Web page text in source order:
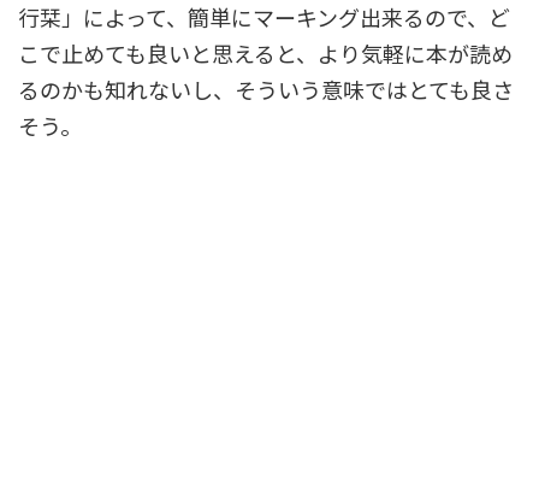
行栞」によって、簡単にマーキング出来るので、ど
こで止めても良いと思えると、より気軽に本が読め
るのかも知れないし、そういう意味ではとても良さ
そう。